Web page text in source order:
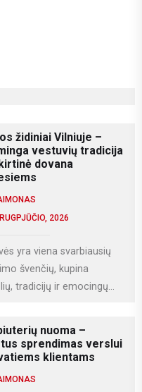
židiniai Vilniuje –
vestuvių tradicija
dovana
2026
yra viena svarbiausių
švenčių, kupina
tradicijų ir emocingų
nuoma –
sprendimas verslui
klientams